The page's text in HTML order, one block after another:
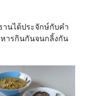
นได้ประจักษ์กับคำ
ารกินกันจนกลิ้งกัน